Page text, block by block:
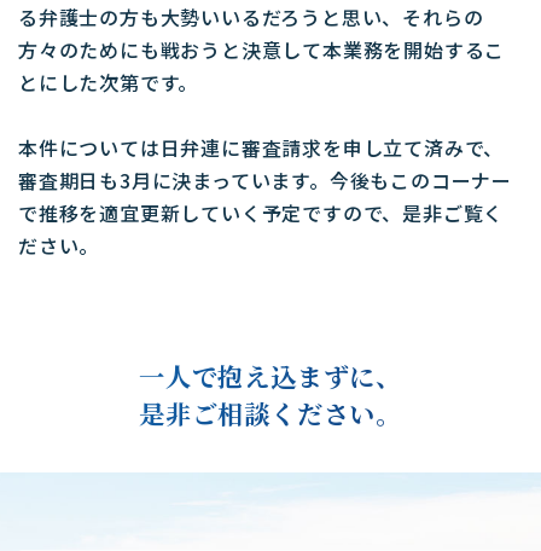
る弁護士の方も大勢いいるだろうと思い、それらの
方々のためにも戦おうと決意して本業務を開始するこ
とにした次第です。
本件については日弁連に審査請求を申し立て済みで、
審査期日も3月に決まっています。今後もこのコーナー
で推移を適宜更新していく予定ですので、是非ご覧く
ださい。
一人で抱え込まずに、
是非ご相談ください。